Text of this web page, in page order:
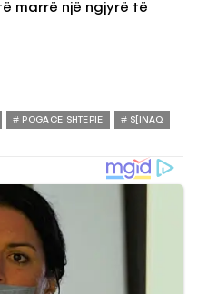
marrë një ngjyrë të
POGACE SHTEPIE S[INAQ